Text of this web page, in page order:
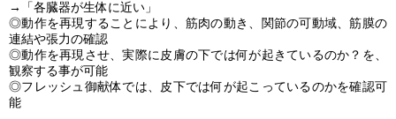
→「各臓器が生体に近い」
◎動作を再現することにより、筋肉の動き、関節の可動域、筋膜の
連結や張力の確認
◎動作を再現させ、実際に皮膚の下では何が起きているのか？を、
観察する事が可能
◎フレッシュ御献体では、皮下では何が起こっているのかを確認可
能